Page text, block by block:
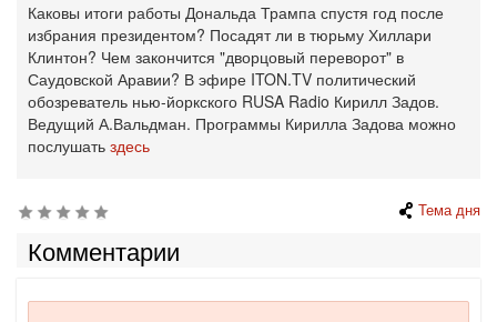
Каковы итоги работы Дональда Трампа спустя год после
избрания президентом? Посадят ли в тюрьму Хиллари
Клинтон? Чем закончится "дворцовый переворот" в
Саудовской Аравии? В эфире ITON.TV политический
обозреватель нью-йоркского RUSA Radio Кирилл Задов.
Ведущий А.Вальдман. Программы Кирилла Задова можно
послушать здесь
Тема дня
Комментарии